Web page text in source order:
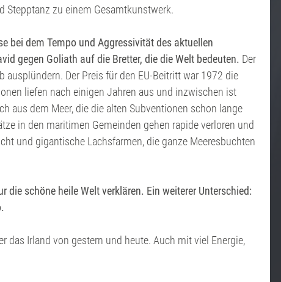
zu einem Gesamtkunstwerk.
bei dem Tempo und Aggressivität des aktuellen
gegen Goliath auf die Bretter, die die Welt bedeuten. Der
Der Preis für den EU-Beitritt war 1972 die
liefen nach einigen Jahren aus und inzwischen ist
aus dem Meer, die die alten Subventionen schon lange
in den maritimen Gemeinden gehen rapide verloren und
und gigantische Lachsfarmen, die ganze Meeresbuchten
schöne heile Welt verklären. Ein weiterer Unterschied:
das Irland von gestern und heute. Auch mit viel Energie,